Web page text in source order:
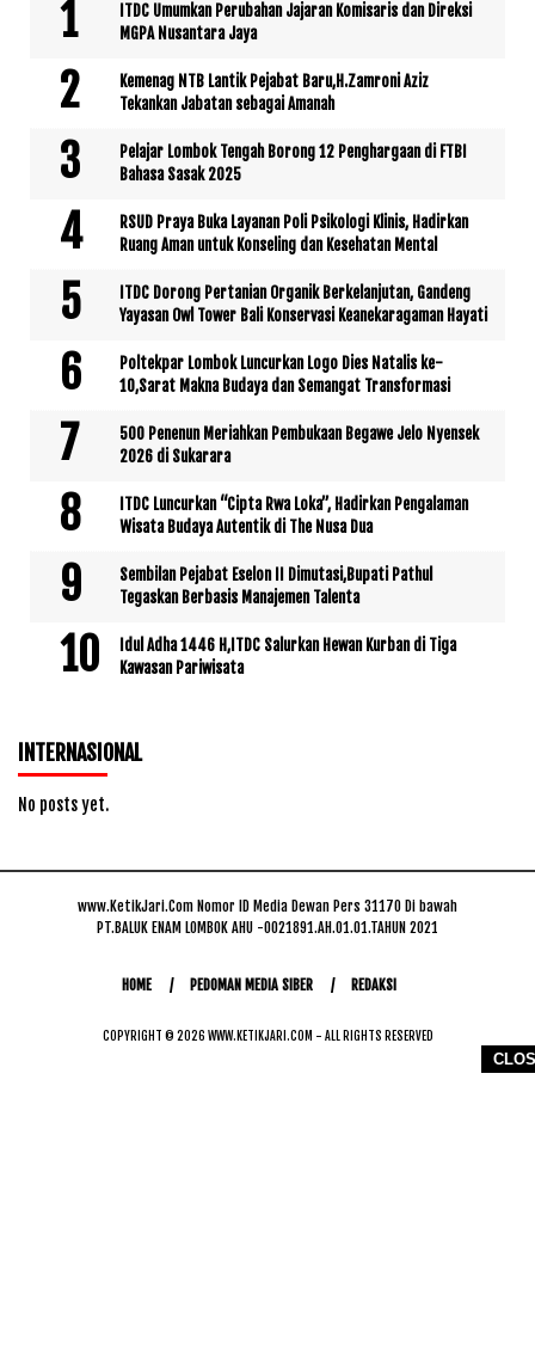
ITDC Umumkan Perubahan Jajaran Komisaris dan Direksi
MGPA Nusantara Jaya
Kemenag NTB Lantik Pejabat Baru,H.Zamroni Aziz
Tekankan Jabatan sebagai Amanah
Pelajar Lombok Tengah Borong 12 Penghargaan di FTBI
Bahasa Sasak 2025
RSUD Praya Buka Layanan Poli Psikologi Klinis, Hadirkan
Ruang Aman untuk Konseling dan Kesehatan Mental
ITDC Dorong Pertanian Organik Berkelanjutan, Gandeng
Yayasan Owl Tower Bali Konservasi Keanekaragaman Hayati
Poltekpar Lombok Luncurkan Logo Dies Natalis ke-
10,Sarat Makna Budaya dan Semangat Transformasi
500 Penenun Meriahkan Pembukaan Begawe Jelo Nyensek
2026 di Sukarara
ITDC Luncurkan “Cipta Rwa Loka”, Hadirkan Pengalaman
Wisata Budaya Autentik di The Nusa Dua
Sembilan Pejabat Eselon II Dimutasi,Bupati Pathul
Tegaskan Berbasis Manajemen Talenta
Idul Adha 1446 H,ITDC Salurkan Hewan Kurban di Tiga
Kawasan Pariwisata
INTERNASIONAL
No posts yet.
www.KetikJari.Com Nomor ID Media Dewan Pers 31170 Di bawah
PT.BALUK ENAM LOMBOK AHU -0021891.AH.01.01.TAHUN 2021
HOME PEDOMAN MEDIA SIBER REDAKSI
COPYRIGHT © 2026 WWW.KETIKJARI.COM - ALL RIGHTS RESERVED